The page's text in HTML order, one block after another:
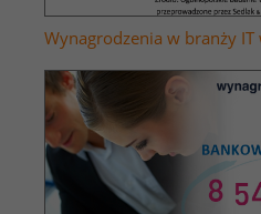
Wynagrodzenia w branży